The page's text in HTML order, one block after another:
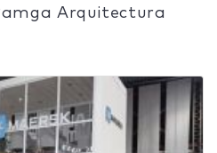
Arquitectura